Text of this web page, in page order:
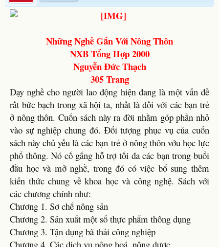
Những Nghề Gắn Với Nông Thôn
NXB Tổng Hợp 2000
Nguyễn Đức Thạch
305 Trang
Dạy nghề cho người lao động hiện đang là một vấn đề
rất bức bạch trong xã hội ta, nhất là đối với các bạn trẻ
ở nông thôn. Cuốn sách này ra đời nhằm góp phần nhỏ
vào sự nghiệp chung đó. Đối tượng phục vụ của cuốn
sách này chủ yếu là các bạn trẻ ở nông thôn vớu học lực
phổ thông. Nó cố gắng hỗ trợ tối đa các bạn trong buổi
đầu học và mở nghề, trong đó có việc bổ sung thêm
kiến thức chung về khoa học và công nghệ. Sách với
các chương chính như:
Chương 1. Sơ chế nông sản
Chương 2. Sản xuất một số thực phẩm thông dụng
Chương 3. Tận dụng bã thải công nghiệp
Chương 4. Các dịch vụ nông hoá, nông dược